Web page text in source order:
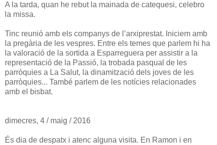
A la tarda, quan he rebut la mainada de catequesi, celebro
la missa.
Tinc reunió amb els companys de l’arxiprestat. Iniciem amb
la pregària de les vespres. Entre els temes que parlem hi ha
la valoració de la sortida a Esparreguera per assistir a la
representació de la Passió, la trobada pasqual de les
parròquies a La Salut, la dinamització dels joves de les
parròquies... També parlem de les notícies relacionades
amb el bisbat.
dimecres, 4 / maig / 2016
És dia de despatx i atenc alguna visita. En Ramon i en